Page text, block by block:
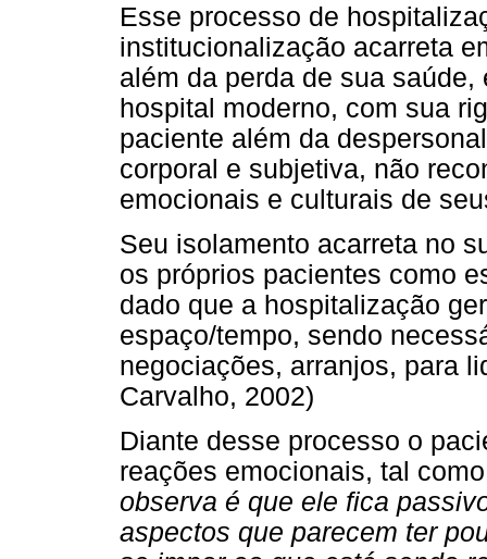
Esse processo de
institucionalização acarreta
além da perda de sua
hospital moderno, com sua
paciente além da
corporal e subjetiva, não
emocionais e culturais de
Seu isolamento acarreta no
os próprios pacientes como
dado que a hospitalização
espaço/tempo, sendo
negociações, arranjos, para
Carvalho, 2002)
Diante desse processo o
reações emocionais, tal
observa é que ele fica
aspectos que parecem ter